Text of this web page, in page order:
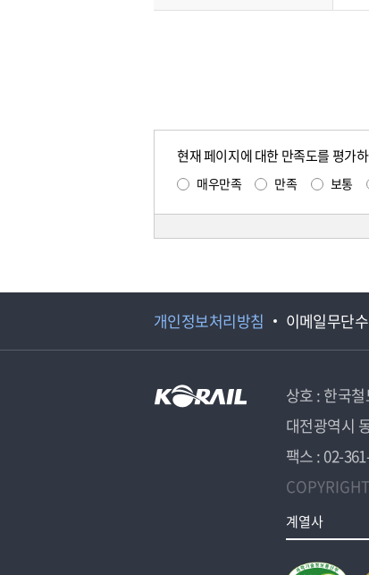
현재 페이지에 대한 만족도를 평가
매우만족 만족 보통
개인정보처리방침 이메일무단
상호 : 한국
대전광역시
팩스 : 02-
계열사